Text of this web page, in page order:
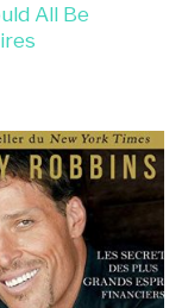
All Be